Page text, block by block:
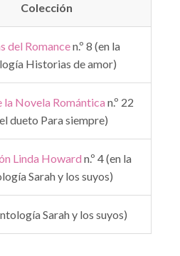
Colección
del Romancen.º 8 (en la
Historias de amor)
la Novela Romántica n.º 22
dueto Para siempre)
Linda Howard n.º 4 (en la
Sarah y los suyos)
Sarah y los suyos)